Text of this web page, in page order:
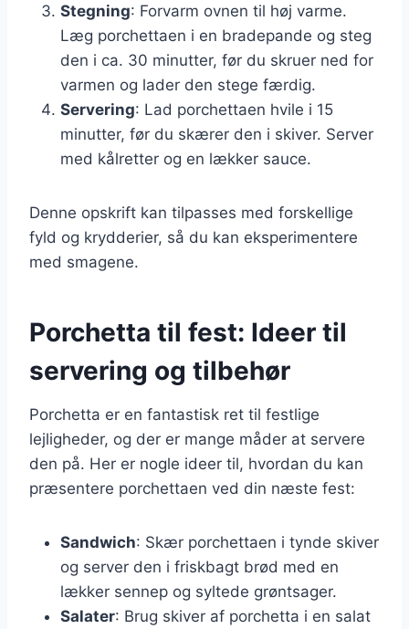
Stegning: Forvarm ovnen til høj varme.
Læg porchettaen i en bradepande og steg
den i ca. 30 minutter, før du skruer ned for
varmen og lader den stege færdig.
Servering: Lad porchettaen hvile i 15
minutter, før du skærer den i skiver. Server
med kålretter og en lækker sauce.
Denne opskrift kan tilpasses med forskellige
fyld og krydderier, så du kan eksperimentere
med smagene.
Porchetta til fest: Ideer til
servering og tilbehør
Porchetta er en fantastisk ret til festlige
lejligheder, og der er mange måder at servere
den på. Her er nogle ideer til, hvordan du kan
præsentere porchettaen ved din næste fest:
Sandwich: Skær porchettaen i tynde skiver
og server den i friskbagt brød med en
lækker sennep og syltede grøntsager.
Salater: Brug skiver af porchetta i en salat